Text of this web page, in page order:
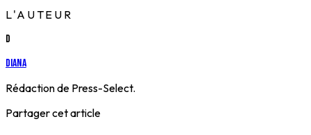
L'AUTEUR
D
Diana
Rédaction de Press-Select.
Partager cet article